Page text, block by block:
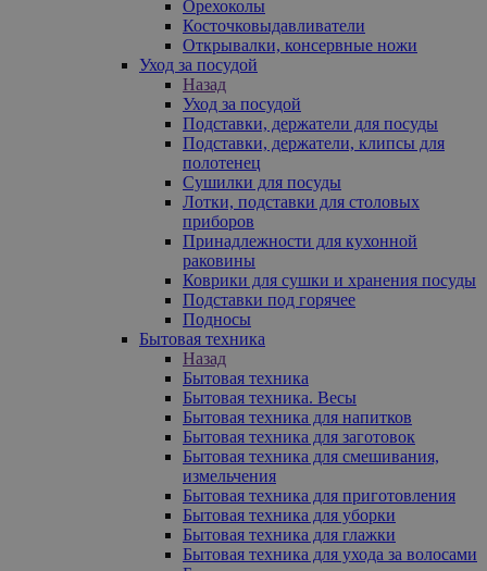
Орехоколы
Косточковыдавливатели
Открывалки, консервные ножи
Уход за посудой
Назад
Уход за посудой
Подставки, держатели для посуды
Подставки, держатели, клипсы для
полотенец
Сушилки для посуды
Лотки, подставки для столовых
приборов
Принадлежности для кухонной
раковины
Коврики для сушки и хранения посуды
Подставки под горячее
Подносы
Бытовая техника
Назад
Бытовая техника
Бытовая техника. Весы
Бытовая техника для напитков
Бытовая техника для заготовок
Бытовая техника для смешивания,
измельчения
Бытовая техника для приготовления
Бытовая техника для уборки
Бытовая техника для глажки
Бытовая техника для ухода за волосами